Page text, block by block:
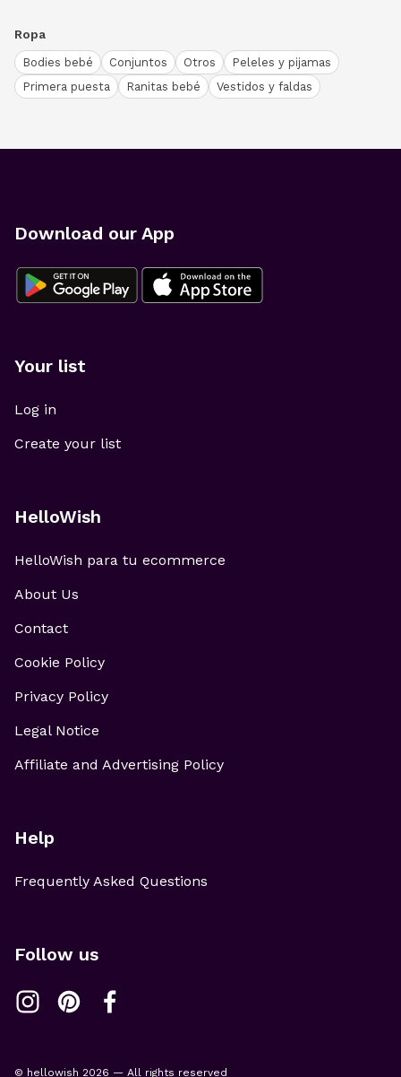
Ropa
Bodies bebé Conjuntos Otros
Peleles y pijamas
Primera puesta
Ranitas bebé Vestidos y faldas
Download our App
Your list
Log in
Create your list
HelloWish
HelloWish para tu ecommerce
About Us
Contact
Cookie Policy
Privacy Policy
Legal Notice
Affiliate and Advertising Policy
Help
Frequently Asked Questions
Follow us
© hellowish 2026 — All rights reserved